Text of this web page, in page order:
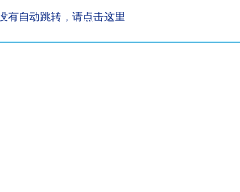
有自动跳转，请点击这里